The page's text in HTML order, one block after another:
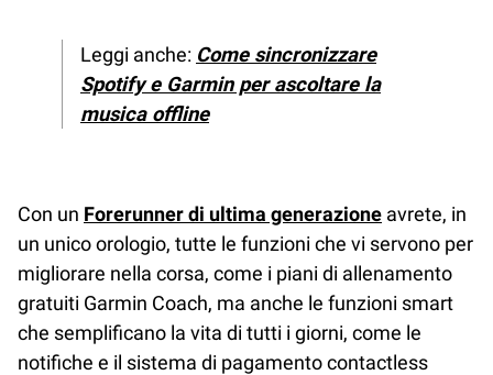
Leggi anche: Come sincronizzare
Spotify e Garmin per ascoltare la
musica offline
Con un Forerunner di ultima generazione avrete, in
un unico orologio, tutte le funzioni che vi servono per
migliorare nella corsa, come i piani di allenamento
gratuiti Garmin Coach, ma anche le funzioni smart
che semplificano la vita di tutti i giorni, come le
notifiche e il sistema di pagamento contactless